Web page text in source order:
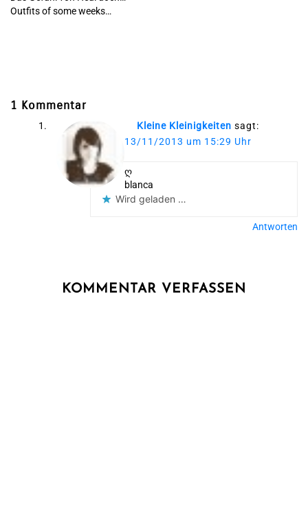
Outfits of some weeks…
1 Kommentar
Kleine Kleinigkeiten sagt:
13/11/2013 um 15:29 Uhr
ღ
blanca
Wird geladen …
Antworten
KOMMENTAR VERFASSEN